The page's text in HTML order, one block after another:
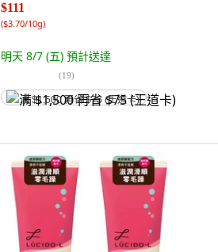
$111
($3.70/10g)
明天 8/7 (五) 預計送達
(19)
满 $1,500 再省 $75 (王道卡)